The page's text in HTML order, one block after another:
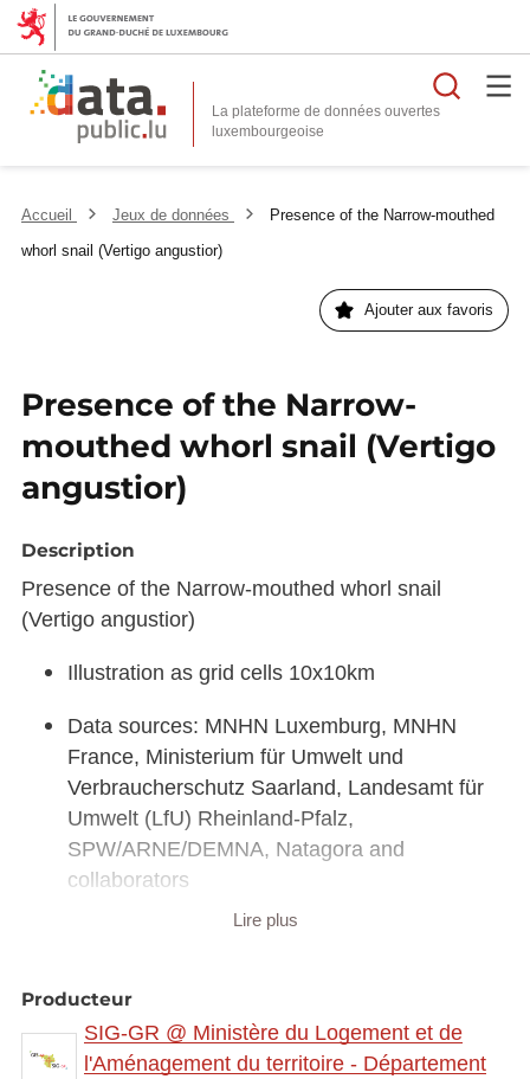
La plateforme de données ouvertes
Accueil Jeux de données
Presence of the Narrow-mouthed
whorl snail (Vertigo angustior)
Ajouter aux favoris
Presence of the Narrow-
mouthed whorl snail (Vertigo
angustior)
Description
Presence of the Narrow-mouthed whorl snail
(Vertigo angustior)
Illustration as grid cells 10x10km
Data sources: MNHN Luxemburg, MNHN
France, Ministerium für Umwelt und
Verbraucherschutz Saarland, Landesamt für
Umwelt (LfU) Rheinland-Pfalz,
SPW/ARNE/DEMNA, Natagora and
collaborators
Link to interactive map:https://map.gis-
version=3&zoom=8&X=708580&Y=6429642&lang
=fr&rotation=0&layers=2292&opacities=1&bgLayer
=basemap_2015_global
Lire plus
Producteur
SIG-GR @ Ministère du Logement et de
l'Aménagement du territoire - Département